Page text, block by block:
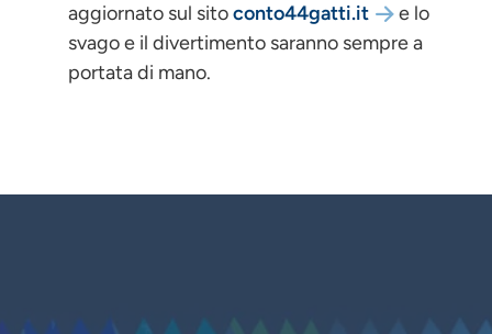
aggiornato sul sitoconto44gatti.it
e lo
svago e il divertimento saranno sempre a
portata di mano.